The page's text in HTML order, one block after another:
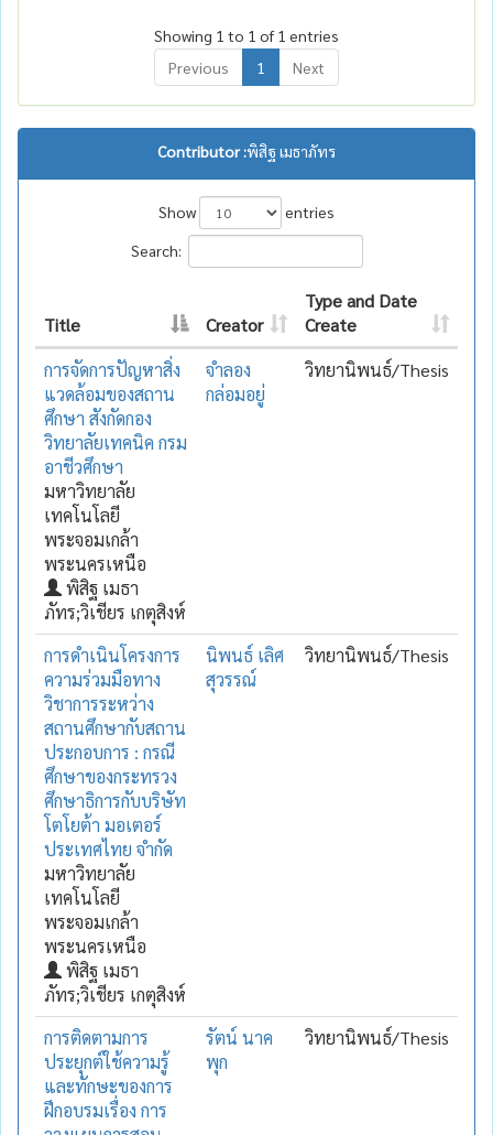
Showing 1 to 1 of 1 entries
Previous
1 Next
Contributor :พิสิฐ เมธาภัทร
Show
entries
Search:
Title Creator
Type and Date
Create
การจัดการปัญหาสิ่ง
แวดล้อมของสถาน
ศึกษา สังกัดกอง
วิทยาลัยเทคนิค กรม
อาชีวศึกษา
มหาวิทยาลัย
เทคโนโลยี
พระจอมเกล้า
พระนครเหนือ
พิสิฐ เมธา
ภัทร;วิเชียร เกตุสิงห์
จำลอง
กล่อมอยู่
วิทยานิพนธ์/Thesis
การดำเนินโครงการ
ความร่วมมือทาง
วิชาการระหว่าง
สถานศึกษากับสถาน
ประกอบการ : กรณี
ศึกษาของกระทรวง
ศึกษาธิการกับบริษัท
โตโยต้า มอเตอร์
ประเทศไทย จำกัด
มหาวิทยาลัย
เทคโนโลยี
พระจอมเกล้า
พระนครเหนือ
พิสิฐ เมธา
ภัทร;วิเชียร เกตุสิงห์
นิพนธ์ เลิศ
สุวรรณ์
วิทยานิพนธ์/Thesis
การติดตามการ
ประยุกต์ใช้ความรู้
และทักษะของการ
ฝึกอบรมเรื่อง การ
รัตน์ นาค
พุก
วิทยานิพนธ์/Thesis